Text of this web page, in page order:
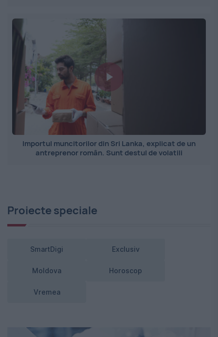
Importul muncitorilor din Sri Lanka, explicat de un
antreprenor român. Sunt destul de volatili
Proiecte speciale
SmartDigi Exclusiv
Moldova Horoscop
Vremea